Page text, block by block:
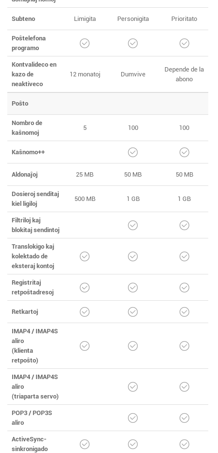
Subteno Limigita Personigita Prioritato
Poŝtelefona
programo
Kontvalideco en
kazo de
neaktiveco
12 monatoj Dumvive
Depende de la
abono
Poŝto
Nombro de
kaŝnomoj
5 100 100
Kaŝnomo++
Aldonaĵoj 25 MB 50 MB 50 MB
Dosieroj senditaj
kiel ligiloj
500 MB 1 GB 1 GB
Filtriloj kaj
blokitaj sendintoj
Translokigo kaj
kolektado de
eksteraj kontoj
Registritaj
retpoŝtadresoj
Retkartoj
IMAP4 / IMAP4S
aliro
(klienta
retpoŝto)
IMAP4 / IMAP4S
aliro
(triaparta servo)
POP3 / POP3S
aliro
ActiveSync-
sinkronigado